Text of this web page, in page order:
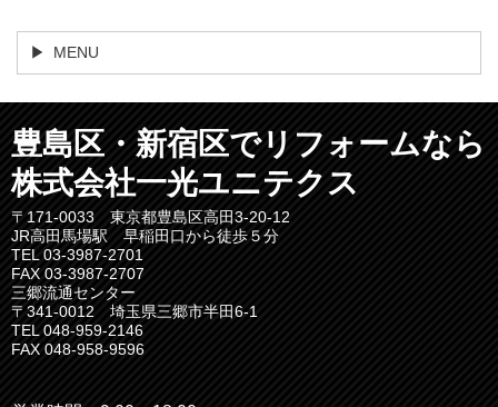
MENU
豊島区・新宿区でリフォームなら
株式会社一光ユニテクス
〒171-0033 東京都豊島区高田3-20-12
JR高田馬場駅 早稲田口から徒歩５分
TEL 03-3987-2701
FAX 03-3987-2707
三郷流通センター
〒341-0012 埼玉県三郷市半田6-1
TEL 048-959-2146
FAX 048-958-9596